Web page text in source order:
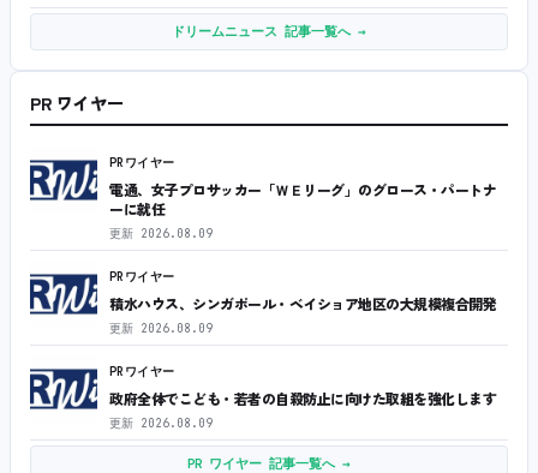
ドリームニュース 記事一覧へ →
PR ワイヤー
PRワイヤー
電通、女子プロサッカー「ＷＥリーグ」のグロース・パートナ
ーに就任
更新 2026.08.09
PRワイヤー
積水ハウス、シンガポール・ベイショア地区の大規模複合開発
更新 2026.08.09
PRワイヤー
政府全体でこども・若者の自殺防止に向けた取組を強化します
更新 2026.08.09
PR ワイヤー 記事一覧へ →